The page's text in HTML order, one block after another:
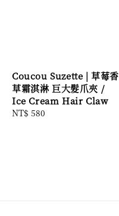
Coucou Suzette | 草莓香
草霜淇淋 巨大髮爪夾 /
Ice Cream Hair Claw
Regular
NT$ 580